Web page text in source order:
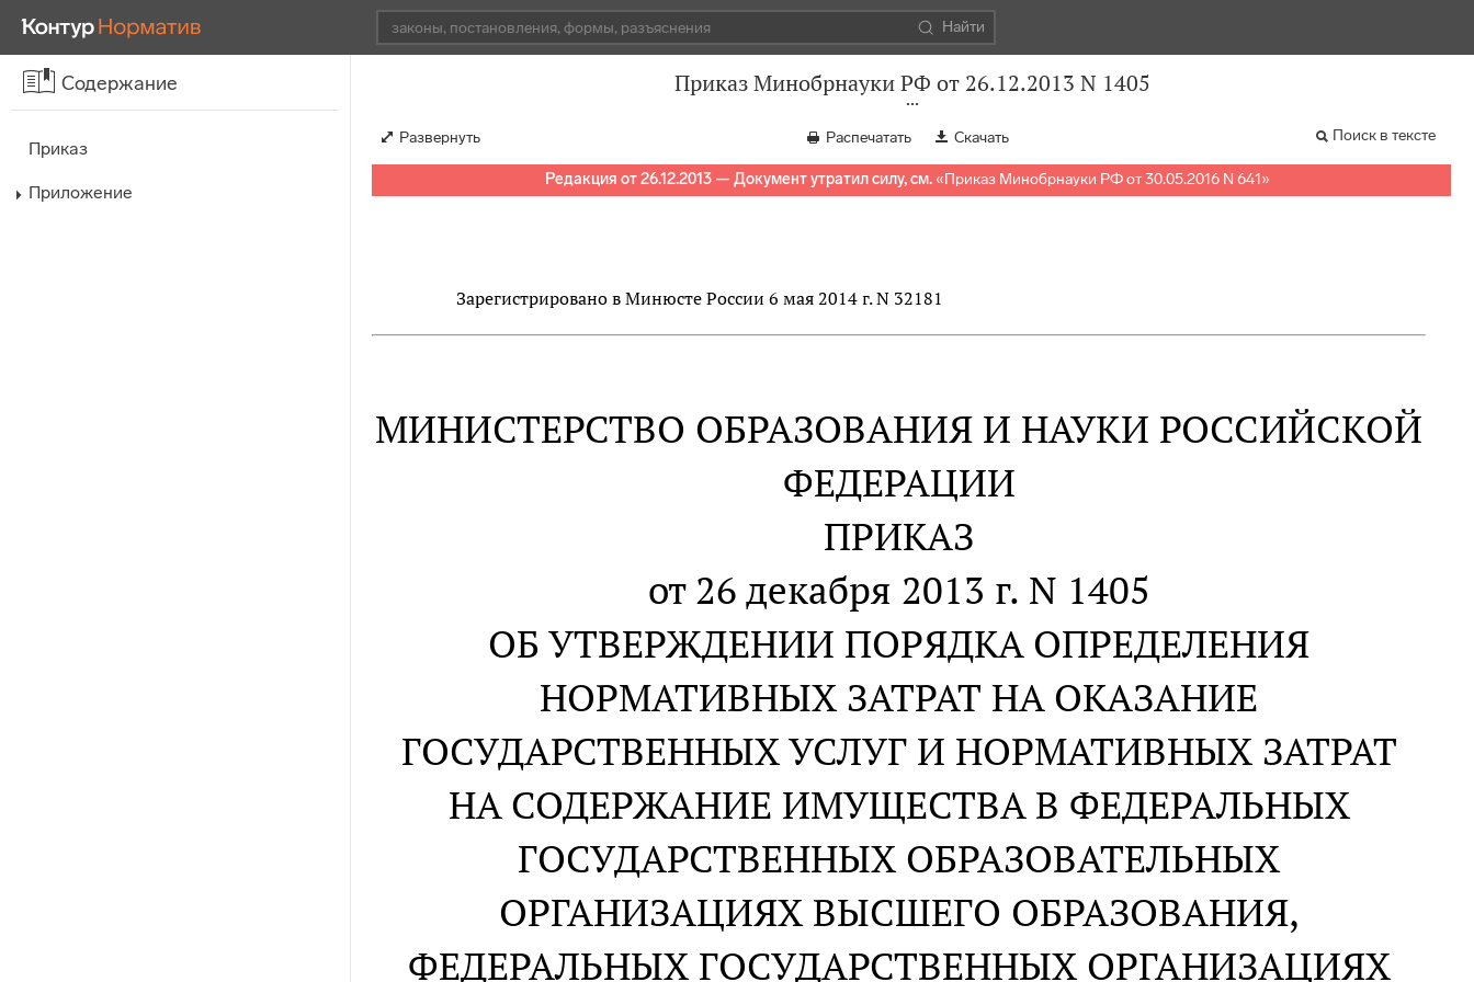
Найти
Содержание
Приказ
Приложение
Приказ Минобрнауки РФ от 26.12.2013 N 1405
Развернуть Распечатать Скачать Поиск в тексте
Редакция от 26.12.2013 — Документ утратил силу, см.«Приказ Минобрнауки РФ от 30.05.2016 N 641»
Зарегистрировано в Минюсте России 6 мая 2014 г. N 32181
МИНИСТЕРСТВО ОБРАЗОВАНИЯ И НАУКИ РОССИЙСКОЙ
ФЕДЕРАЦИИ
ПРИКАЗ
от 26 декабря 2013 г. N 1405
ОБ УТВЕРЖДЕНИИ ПОРЯДКА ОПРЕДЕЛЕНИЯ
НОРМАТИВНЫХ ЗАТРАТ НА ОКАЗАНИЕ
ГОСУДАРСТВЕННЫХ УСЛУГ И НОРМАТИВНЫХ ЗАТРАТ
НА СОДЕРЖАНИЕ ИМУЩЕСТВА В ФЕДЕРАЛЬНЫХ
ГОСУДАРСТВЕННЫХ ОБРАЗОВАТЕЛЬНЫХ
ОРГАНИЗАЦИЯХ ВЫСШЕГО ОБРАЗОВАНИЯ,
ФЕДЕРАЛЬНЫХ ГОСУДАРСТВЕННЫХ ОРГАНИЗАЦИЯХ